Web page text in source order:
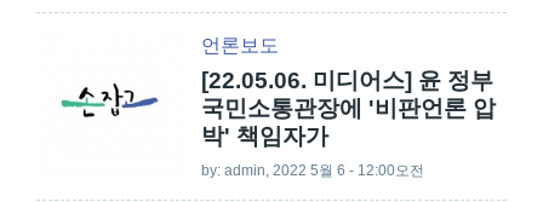
언론보도
[22.05.06. 미디어스] 윤 정부
국민소통관장에 '비판언론 압
박' 책임자가
by: admin , 2022 5월 6 - 12:00오전